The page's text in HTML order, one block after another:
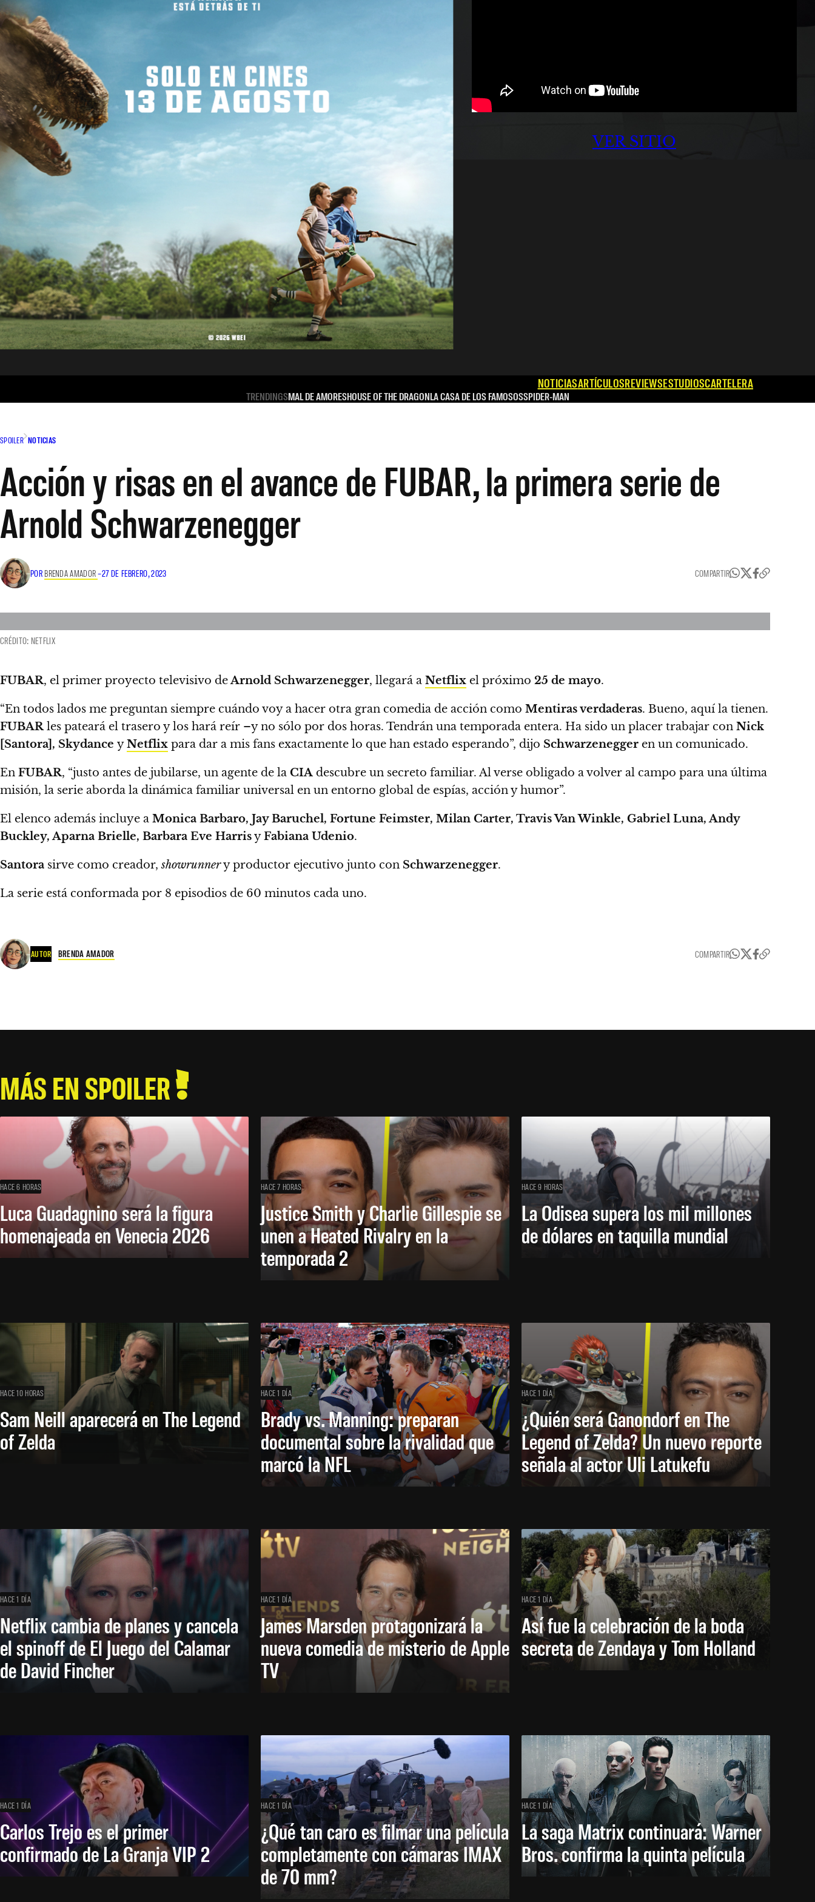
VER SITIO
NOTICIASARTÍCULOSREVIEWSESTUDIOSCARTELERA
TRENDINGSMAL DE AMORESHOUSE OF THE DRAGONLA CASA DE LOS FAMOSOSSPIDER-MAN
SPOILER NOTICIAS
Acción y risas en el avance de FUBAR, la primera serie de
Arnold Schwarzenegger
POR BRENDA AMADOR–27 DE FEBRERO, 2023 COMPARTIR
CRÉDITO: NETFLIX
FUBAR, el primer proyecto televisivo deArnold Schwarzenegger, llegará a Netflix el próximo 25 de mayo.
“En todos lados me preguntan siempre cuándo voy a hacer otra gran comedia de acción como Mentiras verdaderas. Bueno, aquí la tienen.
FUBARles pateará el trasero y los hará reír –y no sólo por dos horas. Tendrán una temporada entera. Ha sido un placer trabajar con Nick
[Santora], Skydance yNetflix para dar a mis fans exactamente lo que han estado esperando”, dijo Schwarzenegger en un comunicado.
En FUBAR, “justo antes de jubilarse, un agente de la CIA descubre un secreto familiar. Al verse obligado a volver al campo para una última
misión, la serie aborda la dinámica familiar universal en un entorno global de espías, acción y humor”.
El elenco además incluye a Monica Barbaro, Jay Baruchel, Fortune Feimster, Milan Carter, Travis Van Winkle, Gabriel Luna, Andy
Buckley, Aparna Brielle, Barbara Eve HarrisyFabiana Udenio.
Santora sirve como creador,showrunnery productor ejecutivo junto con Schwarzenegger.
La serie está conformada por 8 episodios de 60 minutos cada uno.
AUTOR BRENDA AMADOR COMPARTIR
MÁS EN SPOILER
HACE 6 HORAS
Luca Guadagnino será la figura
homenajeada en Venecia 2026
HACE 7 HORAS
Justice Smith y Charlie Gillespie se
unen a Heated Rivalry en la
temporada 2
HACE 9 HORAS
La Odisea supera los mil millones
de dólares en taquilla mundial
HACE 10 HORAS
Sam Neill aparecerá en The Legend
of Zelda
HACE 1 DÍA
Brady vs. Manning: preparan
documental sobre la rivalidad que
marcó la NFL
HACE 1 DÍA
¿Quién será Ganondorf en The
Legend of Zelda? Un nuevo reporte
señala al actor Uli Latukefu
HACE 1 DÍA
Netflix cambia de planes y cancela
el spinoff de El Juego del Calamar
de David Fincher
HACE 1 DÍA
James Marsden protagonizará la
nueva comedia de misterio de Apple
TV
HACE 1 DÍA
Así fue la celebración de la boda
secreta de Zendaya y Tom Holland
HACE 1 DÍA
Carlos Trejo es el primer
confirmado de La Granja VIP 2
HACE 1 DÍA
¿Qué tan caro es filmar una película
completamente con cámaras IMAX
de 70 mm?
HACE 1 DÍA
La saga Matrix continuará: Warner
Bros. confirma la quinta película